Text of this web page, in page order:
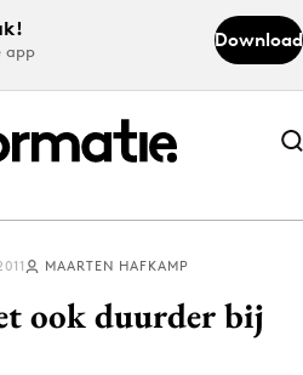
app
Download
Abonneer nu
Abonneer nu
MAARTEN HAFKAMP
ook duurder bij